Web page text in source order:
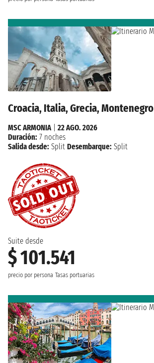
Croacia, Italia, Grecia, Montenegro
Suite desde
$ 101.541
precio por persona Tasas portuarias
MSC ARMONIA
22 AGO. 2026
Duración: 7 noches
Salida desde: Split Desembarque: Split